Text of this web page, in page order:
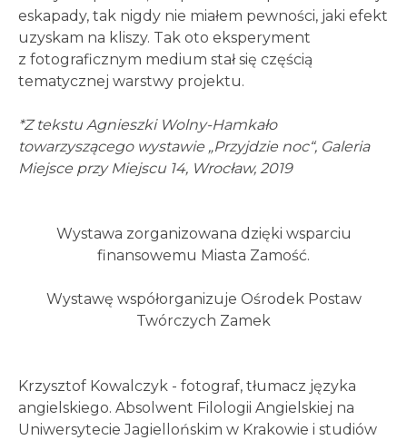
eskapady, tak nigdy nie miałem pewności, jaki efekt
uzyskam na kliszy. Tak oto eksperyment
z fotograficznym medium stał się częścią
tematycznej warstwy projektu.
*Z tekstu Agnieszki Wolny-Hamkało
towarzyszącego wystawie „Przyjdzie noc“, Galeria
Miejsce przy Miejscu 14, Wrocław, 2019
Wystawa zorganizowana dzięki wsparciu
finansowemu Miasta Zamość.
Wystawę współorganizuje Ośrodek Postaw
Twórczych Zamek
Krzysztof Kowalczyk - fotograf, tłumacz języka
angielskiego. Absolwent Filologii Angielskiej na
Uniwersytecie Jagiellońskim w Krakowie i studiów